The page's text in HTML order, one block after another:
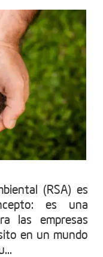
(RSA) es
es una
las empresas
en un mundo